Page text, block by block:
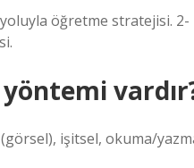
öğretme stratejisi.
işitsel, okuma/